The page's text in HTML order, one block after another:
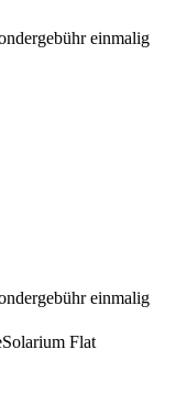
einmalig
einmalig
Solarium Flat